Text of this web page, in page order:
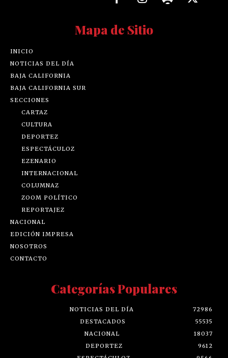
Mapa de Sitio
INICIO
NOTICIAS DEL DÍA
BAJA CALIFORNIA
BAJA CALIFORNIA SUR
SECCIONES
CARTAZ
CULTURA
DEPORTEZ
ESPECTÁCULOZ
EZENARIO
INTERNACIONAL
COLUMNAZ
ZOOM POLÍTICO
REPORTAJEZ
NACIONAL
EDICIÓN IMPRESA
NOSOTROS
CONTACTO
Categorías Populares
NOTICIAS DEL DÍA
72986
DESTACADOS
55535
NACIONAL
18037
DEPORTEZ
9612